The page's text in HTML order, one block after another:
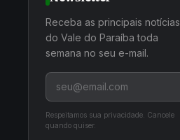
Receba as principais notícias
do Vale do Paraíba toda
semana no seu e-mail.
Respeitamos sua privacidade. Cancele
quando quiser.